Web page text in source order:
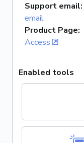
Support email:
email
Product Page:
Access
Enabled tools